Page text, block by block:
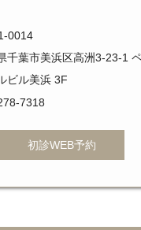
0014
千葉市美浜区高洲3-23-1
ビル美浜 3F
7318
初診WEB予約